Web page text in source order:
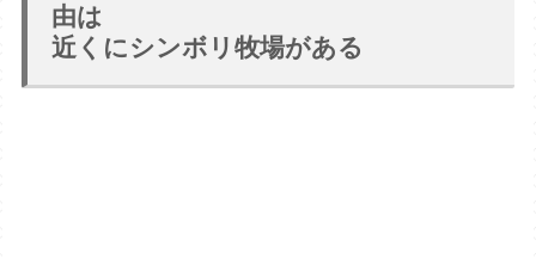
由は
近くにシンボリ牧場がある